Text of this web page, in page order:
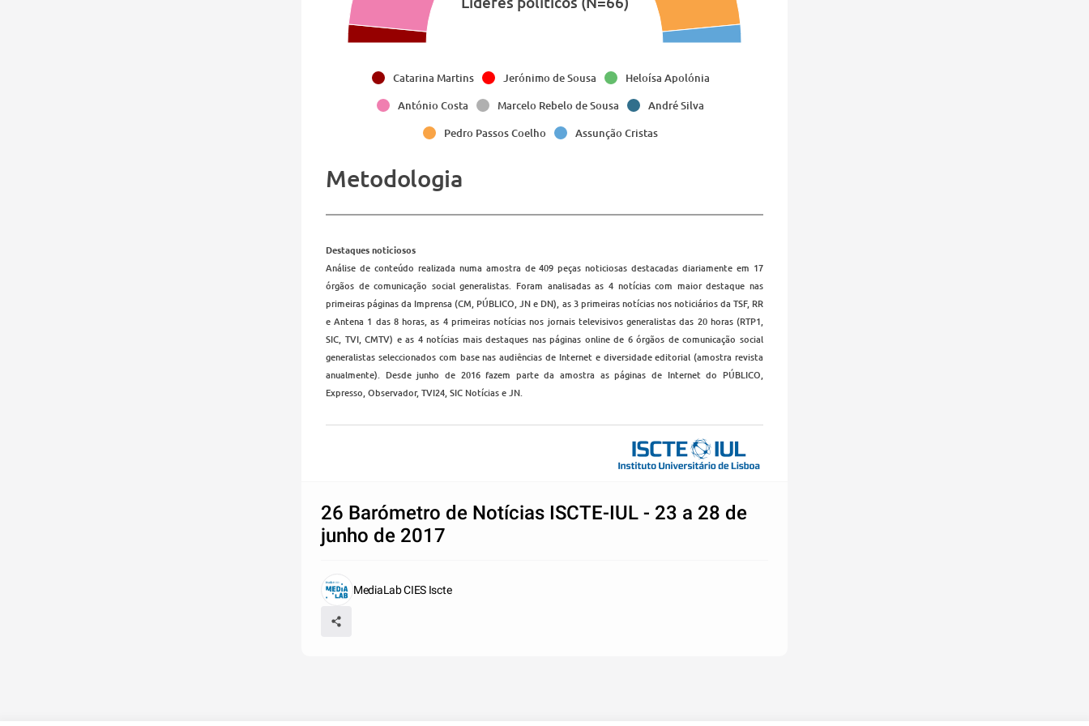
Catarina Martins Jerónimo de Sousa
Heloísa Apolónia
António Costa
Marcelo Rebelo de Sousa
André Silva
Pedro Passos Coelho
Assunção Cristas
Metodologia
Destaques noticiosos
Análise de conteúdo realizada numa amostra de 409 peças noticiosas destacadas diariamente em 17
órgãos de comunicação social generalistas. Foram analisadas as 4 notícias com maior destaque nas
primeiras páginas da Imprensa (CM, PÚBLICO, JN e DN), as 3 primeiras notícias nos noticiários da TSF, RR
e Antena 1 das 8 horas, as 4 primeiras notícias nos jornais televisivos generalistas das 20 horas (RTP1,
SIC, TVI, CMTV) e as 4 notícias mais destaques nas páginas online de 6 órgãos de comunicação social
generalistas seleccionados com base nas audiências de Internet e diversidade editorial (amostra revista
anualmente). Desde junho de 2016 fazem parte da amostra as páginas de Internet do PÚBLICO,
Expresso, Observador, TVI24, SIC Notícias e JN.
26 Barómetro de Notícias ISCTE-IUL - 23 a 28 de
junho de 2017
MediaLab CIES Iscte